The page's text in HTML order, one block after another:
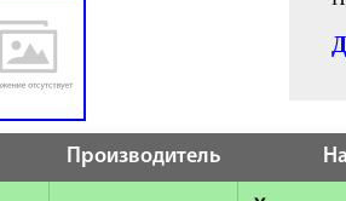
Производитель